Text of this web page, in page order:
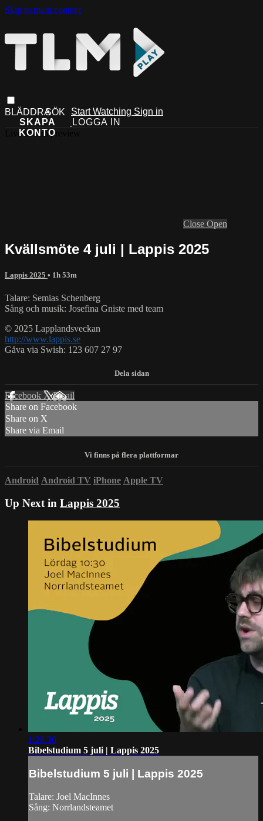
Skip to main content
Start Watching Sign in
Live stream preview
Close Open
Kvällsmöte 4 juli | Lappis 2025
Lappis 2025 • 1h 53m
Talare: Semias Schenberg
Sång och musik: Josefina Gniste med team
© 2025 Lapplandsveckan
http://www.lappis.se
Gåva via Swish: 123 607 27 97
Facebook XEmail
Share on Facebook
Share on X
Share via Email
Android Android TV iPhone Apple TV
Up Next in Lappis 2025
1:28:36
Bibelstudium 5 juli | Lappis 2025
Bibelstudium 5 juli | Lappis 2025
Talare: Joel MacInnes
Sång: Norrlandsteamet